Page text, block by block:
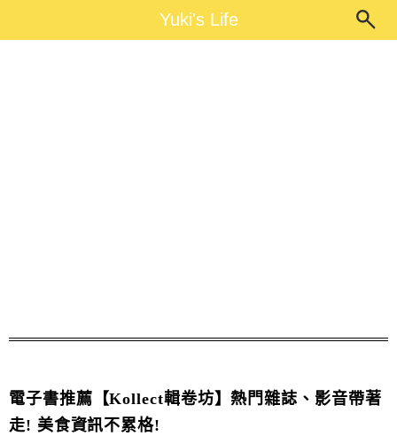
Yuki's LifeYuki's Life
電子書推薦【Kollect輯卷坊】熱門雜誌、影音帶著
走! 美食資訊不累格!